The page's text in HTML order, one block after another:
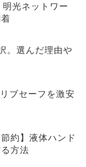
明光ネットワー
。選んだ理由や
ブセーフを激安
約】液体ハンド
方法